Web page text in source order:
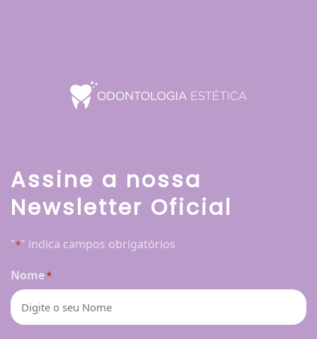
Assine a nossa
Newsletter Oficial
"*" indica campos obrigatórios
Nome*